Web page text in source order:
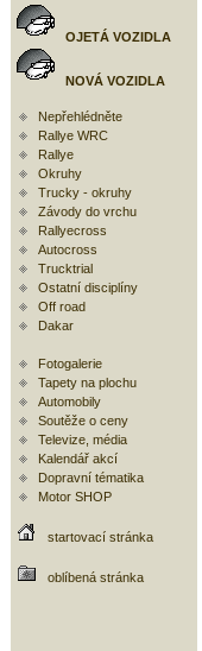
OJETÁ VOZIDLA
NOVÁ VOZIDLA
Nepřehlédněte
Rallye WRC
Rallye
Okruhy
Trucky - okruhy
Závody do vrchu
Rallyecross
Autocross
Trucktrial
Ostatní disciplíny
Off road
Dakar
Fotogalerie
Tapety na plochu
Automobily
Soutěže o ceny
Televize, média
Kalendář akcí
Dopravní tématika
Motor SHOP
startovací stránka
oblíbená stránka